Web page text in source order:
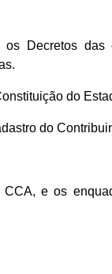
os Decretos das
do
do
e os